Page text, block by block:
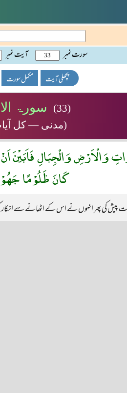
سورت نمبر آیت نمبر
پچھلی آیت مکمل سورت
(33) سورۃ
(مدنی — کل آیات
وَالْاَرْضِ وَالْجِبَالِ
كَانَ ظَلُوْمًا
کی پھر انہوں نے اس کے اٹھانے سے انکار